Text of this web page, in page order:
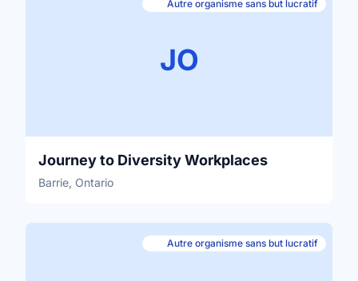
JO
Autre organisme sans but lucratif
Journey to Diversity Workplaces
Barrie, Ontario
Autre organisme sans but lucratif